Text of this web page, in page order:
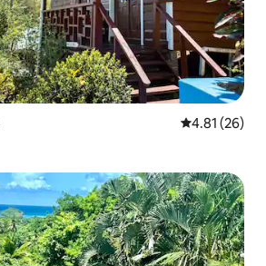
평점 4.81점
4.81 (26)